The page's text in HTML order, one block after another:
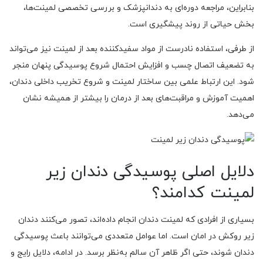
بنابراین، مراجعه دوره‌ای به دندانپزشک و بررسی تخصصی لمینت‌ها،
بخش حیاتی از روند پیشگیری است.
از طرفی، استفاده نادرست از مواد سفیدکننده بعد از لمینت نیز می‌تواند
به تضعیف اتصال چسب و افزایش احتمال شروع پوسیدگی پنهان منجر
شود. این ارتباط علمی بین ساختار لمینت و شروع تخریب داخلی دندان،
اهمیت آموزش و مراقبت‌های بعد از درمان را بیشتر از همیشه نشان
می‌دهد.
دلایل اصلی پوسیدگی دندان زیر
لمینت کدامند؟
بسیاری از افرادی که لمینت دندان انجام داده‌اند، تصور می‌کنند دندان
زیر روکش در امان است. اما عوامل متعددی می‌توانند باعث پوسیدگی
دندان شوند، حتی اگر ظاهر آن سالم به‌نظر برسد. در ادامه، دلایل رایج و